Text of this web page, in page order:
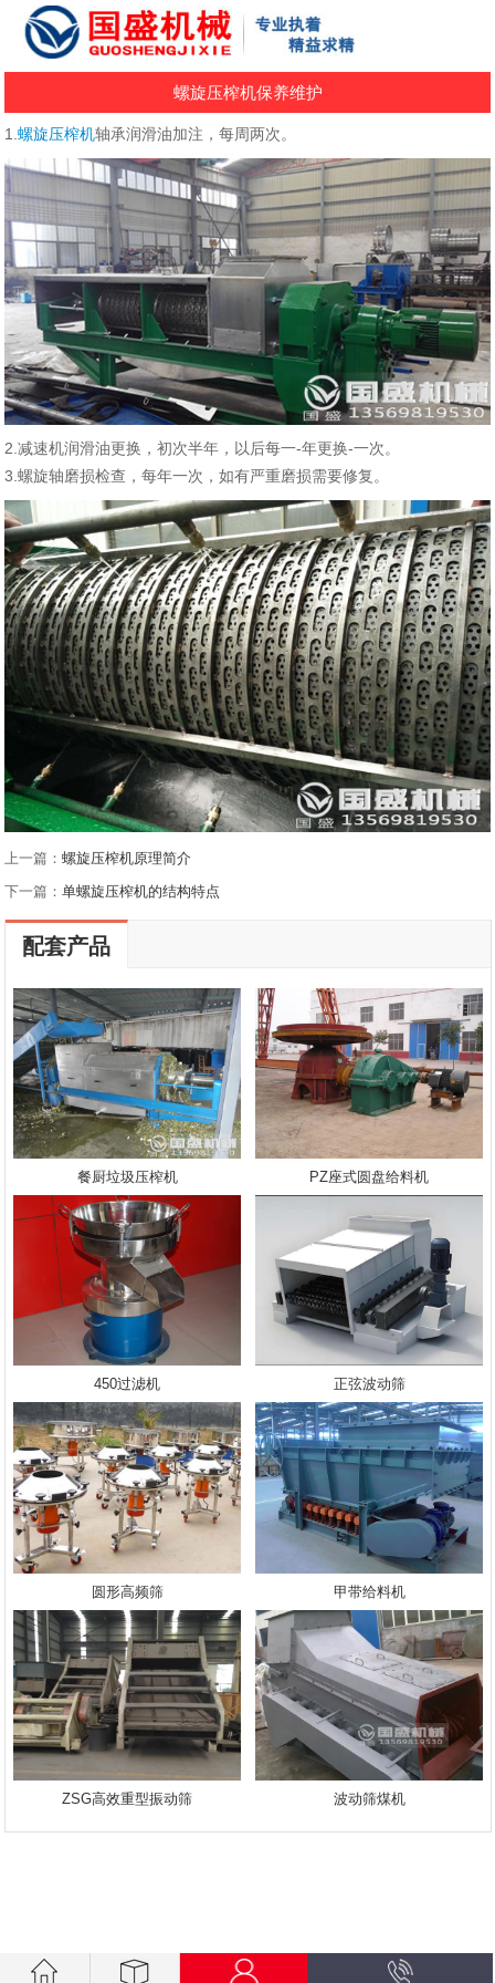
螺旋压榨机保养维护
1.螺旋压榨机轴承润滑油加注，每周两次。
2.减速机润滑油更换，初次半年，以后每一-年更换-一次。
3.螺旋轴磨损检查，每年一次，如有严重磨损需要修复。
上一篇：螺旋压榨机原理简介
下一篇：单螺旋压榨机的结构特点
配套产品
餐厨垃圾压榨机 PZ座式圆盘给料机
450过滤机 正弦波动筛
圆形高频筛 甲带给料机
ZSG高效重型振动筛 波动筛煤机
.getElementsByTagName("script")[0]; s.parentNode.insertBefore(bp,